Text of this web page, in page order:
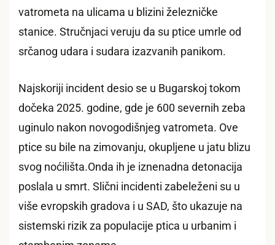
vatrometa na ulicama u blizini železničke
stanice. Stručnjaci veruju da su ptice umrle od
srčanog udara i sudara izazvanih panikom.
Najskoriji incident desio se u Bugarskoj tokom
dočeka 2025. godine, gde je 600 severnih zeba
uginulo nakon novogodišnjeg vatrometa. Ove
ptice su bile na zimovanju, okupljene u jatu blizu
svog noćilišta.Onda ih je iznenadna detonacija
poslala u smrt. Slični incidenti zabeleženi su u
više evropskih gradova i u SAD, što ukazuje na
sistemski rizik za populacije ptica u urbanim i